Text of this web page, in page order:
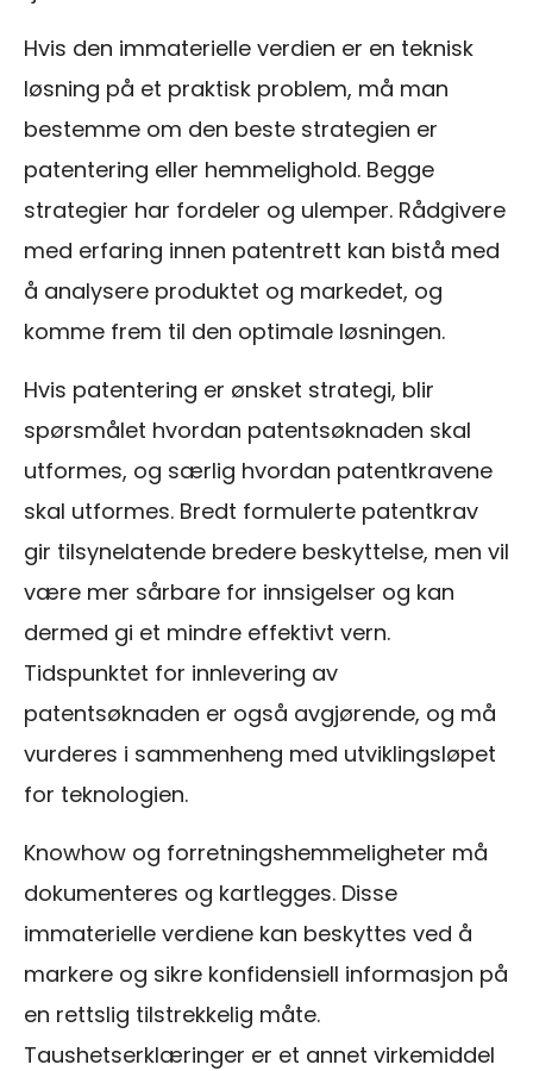
Hvis den immaterielle verdien er en teknisk
løsning på et praktisk problem, må man
bestemme om den beste strategien er
patentering eller hemmelighold. Begge
strategier har fordeler og ulemper. Rådgivere
med erfaring innen patentrett kan bistå med
å analysere produktet og markedet, og
komme frem til den optimale løsningen.
Hvis patentering er ønsket strategi, blir
spørsmålet hvordan patentsøknaden skal
utformes, og særlig hvordan patentkravene
skal utformes. Bredt formulerte patentkrav
gir tilsynelatende bredere beskyttelse, men vil
være mer sårbare for innsigelser og kan
dermed gi et mindre effektivt vern.
Tidspunktet for innlevering av
patentsøknaden er også avgjørende, og må
vurderes i sammenheng med utviklingsløpet
for teknologien.
Knowhow og forretningshemmeligheter må
dokumenteres og kartlegges. Disse
immaterielle verdiene kan beskyttes ved å
markere og sikre konfidensiell informasjon på
en rettslig tilstrekkelig måte.
Taushetserklæringer er et annet virkemiddel